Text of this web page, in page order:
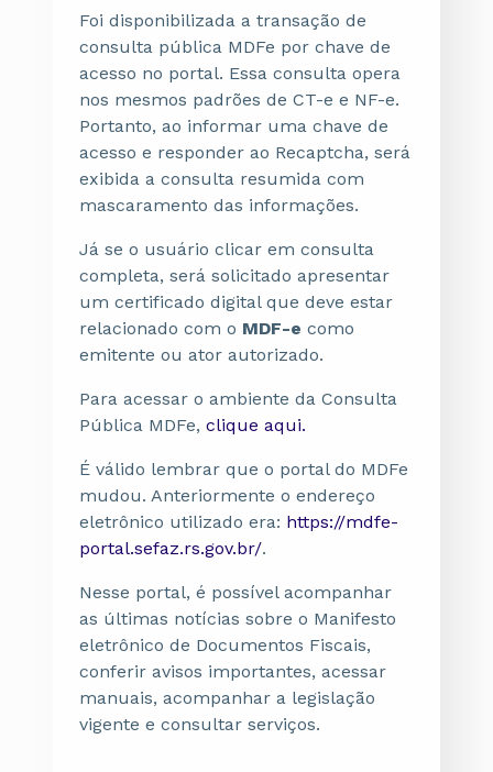
Foi disponibilizada a transação de
consulta pública MDFe por chave de
acesso no portal. Essa consulta opera
nos mesmos padrões de CT-e e NF-e.
Portanto, ao informar uma chave de
acesso e responder ao Recaptcha, será
exibida a consulta resumida com
mascaramento das informações.
Já se o usuário clicar em consulta
completa, será solicitado apresentar
um certificado digital que deve estar
relacionado com o MDF-e como
emitente ou ator autorizado.
Para acessar o ambiente da Consulta
Pública MDFe, clique aqui.
É válido lembrar que o portal do MDFe
mudou. Anteriormente o endereço
eletrônico utilizado era: https://mdfe-
portal.sefaz.rs.gov.br/.
Nesse portal, é possível acompanhar
as últimas notícias sobre o Manifesto
eletrônico de Documentos Fiscais,
conferir avisos importantes, acessar
manuais, acompanhar a legislação
vigente e consultar serviços.